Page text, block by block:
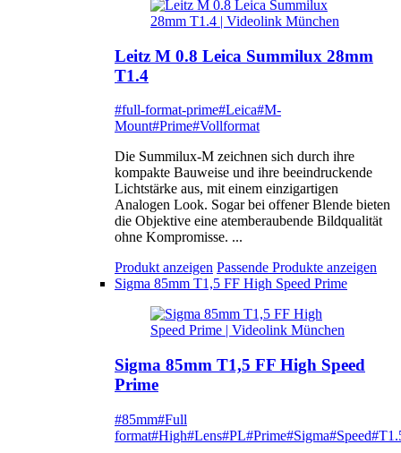
Leitz M 0.8 Leica Summilux 28mm
T1.4
#full-format-prime#Leica#M-
Mount#Prime#Vollformat
Die Summilux-M zeichnen sich durch ihre
kompakte Bauweise und ihre beeindruckende
Lichtstärke aus, mit einem einzigartigen
Analogen Look. Sogar bei offener Blende bieten
die Objektive eine atemberaubende Bildqualität
ohne Kompromisse. ...
Produkt anzeigen Passende Produkte anzeigen
Sigma 85mm T1,5 FF High Speed Prime
Sigma 85mm T1,5 FF High Speed
Prime
#85mm#Full
format#High#Lens#PL#Prime#Sigma#Speed